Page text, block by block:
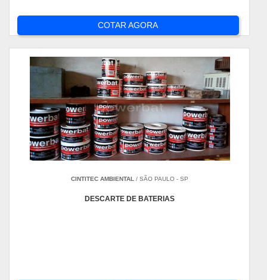
COTAR AGORA
CINTITEC AMBIENTAL / SÃO PAULO - SP
DESCARTE DE BATERIAS